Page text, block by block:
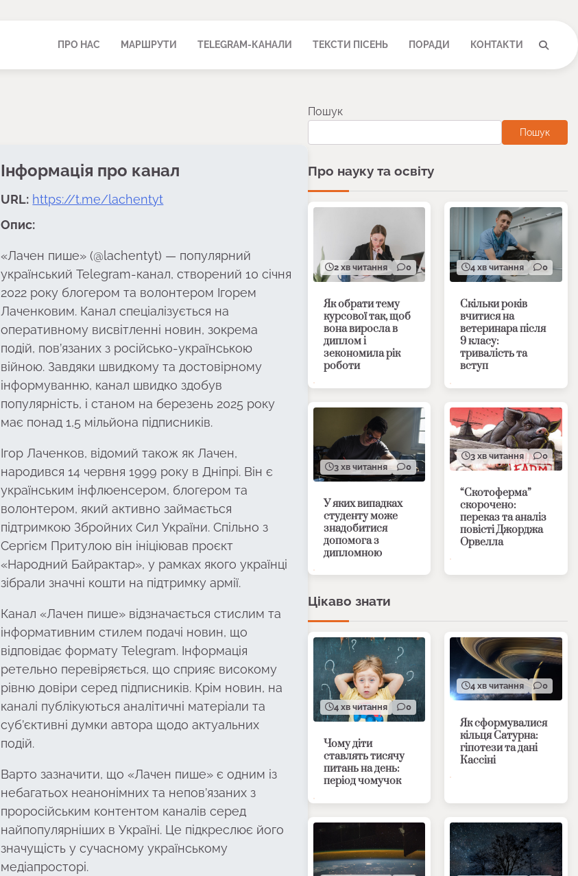
ПРО НАС МАРШРУТИ TELEGRAM-КАНАЛИ ТЕКСТИ ПІСЕНЬ ПОРАДИ КОНТАКТИ
Інформація про канал
URL: https://t.me/lachentyt
Опис:
«Лачен пише» (@lachentyt) — популярний
український Telegram-канал, створений 10 січня
2022 року блогером та волонтером Ігорем
Лаченковим. Канал спеціалізується на
оперативному висвітленні новин, зокрема
подій, пов’язаних з російсько-українською
війною. Завдяки швидкому та достовірному
інформуванню, канал швидко здобув
популярність, і станом на березень 2025 року
має понад 1,5 мільйона підписників.
Ігор Лаченков, відомий також як Лачен,
народився 14 червня 1999 року в Дніпрі. Він є
українським інфлюенсером, блогером та
волонтером, який активно займається
підтримкою Збройних Сил України. Спільно з
Сергієм Притулою він ініціював проєкт
«Народний Байрактар», у рамках якого українці
зібрали значні кошти на підтримку армії.
Канал «Лачен пише» відзначається стислим та
інформативним стилем подачі новин, що
відповідає формату Telegram. Інформація
ретельно перевіряється, що сприяє високому
рівню довіри серед підписників. Крім новин, на
каналі публікуються аналітичні матеріали та
суб’єктивні думки автора щодо актуальних
подій.
Варто зазначити, що «Лачен пише» є одним із
небагатьох неанонімних та непов’язаних з
проросійським контентом каналів серед
найпопулярніших в Україні. Це підкреслює його
значущість у сучасному українському
медіапросторі.
Пошук
Пошук
Про науку та освіту
2 хв читання 0
Як обрати тему
курсової так, щоб
вона виросла в
диплом і
зекономила рік
роботи
4 хв читання 0
Скільки років
вчитися на
ветеринара після
9 класу:
тривалість та
вступ
3 хв читання 0
У яких випадках
студенту може
знадобитися
допомога з
дипломною
3 хв читання 0
“Скотоферма”
скорочено:
переказ та аналіз
повісті Джорджа
Орвелла
Цікаво знати
4 хв читання 0
Чому діти
ставлять тисячу
питань на день:
період чомучок
4 хв читання 0
Як сформувалися
кільця Сатурна:
гіпотези та дані
Кассіні